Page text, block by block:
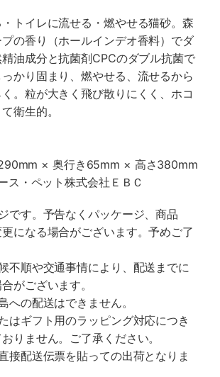
トイレに流せる・燃やせる猫砂。森
の香り（ホールインデオ香料）でダ
油成分と抗菌剤CPCのダブル抗菌で
っかり固まり、燃やせる、流せるから
。粒が大きく飛び散りにくく、ホコ
衛生的。
× 奥行き65mm × 高さ380mm
ス・ペット株式会社ＥＢＣ
です。予告なくパッケージ、商品
になる場合がございます。予めご了
不順や交通事情により、配送までに
がございます。
への配送はできません。
はギフト用のラッピング対応につき
りません。ご了承ください。
接配送伝票を貼っての出荷となりま